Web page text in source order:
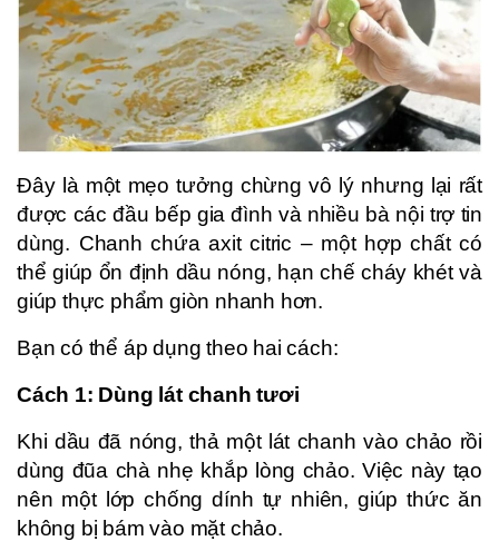
Đây là một mẹo tưởng chừng vô lý nhưng lại rất
được các đầu bếp gia đình và nhiều bà nội trợ tin
dùng. Chanh chứa axit citric – một hợp chất có
thể giúp ổn định dầu nóng, hạn chế cháy khét và
giúp thực phẩm giòn nhanh hơn.
Bạn có thể áp dụng theo hai cách:
Cách 1: Dùng lát chanh tươi
Khi dầu đã nóng, thả một lát chanh vào chảo rồi
dùng đũa chà nhẹ khắp lòng chảo. Việc này tạo
nên một lớp chống dính tự nhiên, giúp thức ăn
không bị bám vào mặt chảo.